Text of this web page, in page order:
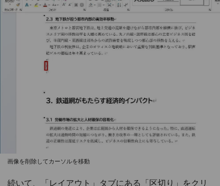
画像を削除してカーソルを移動
続いて、「レイアウト」タブにある「区切り」をクリ